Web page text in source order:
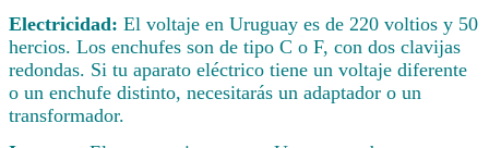
Electricidad: El voltaje en Uruguay es de 220 voltios y 50
hercios. Los enchufes son de tipo C o F, con dos clavijas
redondas. Si tu aparato eléctrico tiene un voltaje diferente
o un enchufe distinto, necesitarás un adaptador o un
transformador.